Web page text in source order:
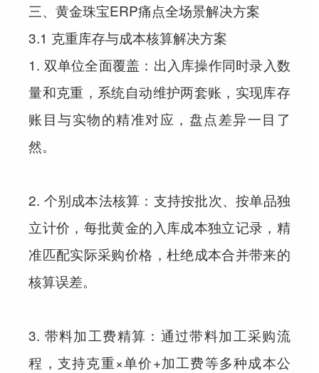
三、黄金珠宝ERP痛点全场景解决方案
3.1 克重库存与成本核算解决方案
1. 双单位全面覆盖：出入库操作同时录入数
量和克重，系统自动维护两套账，实现库存
账目与实物的精准对应，盘点差异一目了
然。
2. 个别成本法核算：支持按批次、按单品独
立计价，每批黄金的入库成本独立记录，精
准匹配实际采购价格，杜绝成本合并带来的
核算误差。
3. 带料加工费精算：通过带料加工采购流
程，支持克重×单价+加工费等多种成本公